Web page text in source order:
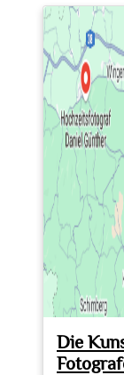
Tricks
zum
einer
Trauung
Die